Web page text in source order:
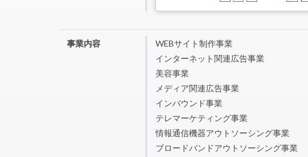
事業内容
WEBサイト制作事業
インターネット関連広告事業
美容事業
メディア関連広告事業
インバウンド事業
テレマーケティング事業
情報通信機器アウトソーシング事業
ブロードバンドアウトソーシング事業